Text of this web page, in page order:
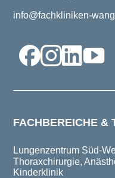
info@fachkliniken-
FACHBEREICHE &
Lungenzentrum Süd-
Thoraxchirurgie,
Kinderklinik